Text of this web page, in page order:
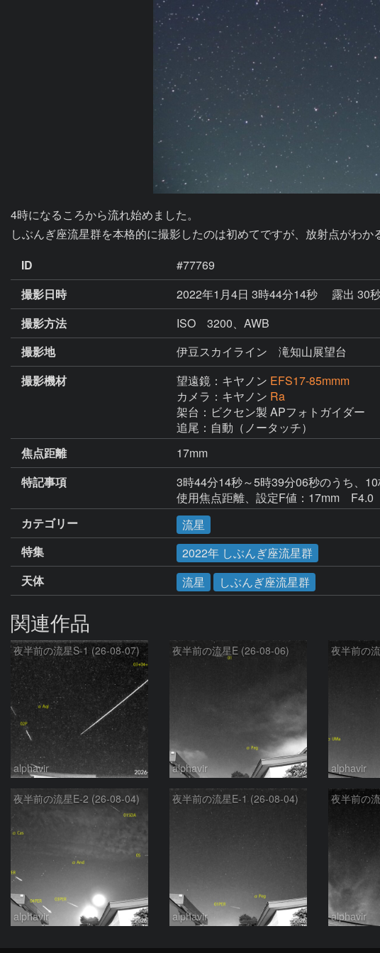
4時になるころから流れ始めました。
しぶんぎ座流星群を本格的に撮影したのは初めてですが、放射点がわか
ID
#77769
撮影日時
2022年1月4日 3時44分14秒
露出 30
撮影方法
ISO 3200、AWB
撮影地
伊豆スカイライン 滝知山展望台
撮影機材
望遠鏡：キヤノン EFS17-85mmm
カメラ：キヤノン Ra
架台：ビクセン製 APフォトガイダー
追尾：自動（ノータッチ）
焦点距離
17mm
特記事項
3時44分14秒～5時39分06秒のうち、
使用焦点距離、設定F値：17mm　F4.0
カテゴリー
流星
特集
2022年 しぶんぎ座流星群
天体
流星 しぶんぎ座流星群
関連作品
夜半前の流星S-1 (26-08-07)
alphavir
夜半前の流星E (26-08-06)
alphavir
夜半前の
alphavir
夜半前の流星E-2 (26-08-04)
alphavir
夜半前の流星E-1 (26-08-04)
alphavir
夜半前の
alphavir